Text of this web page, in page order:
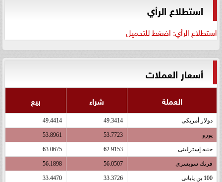
استطلاع الرأي
استطلاع الرأي: اضغط للتحميل
أسعار العملات
العملة شراء بيع
دولار أمريكى 49.3414
49.4414
يورو 53.7723
53.8961
جنيه إسترلينى 62.9153
63.0675
فرنك سويسرى 56.0507
56.1898
100 ين يابانى 33.3726
33.4470